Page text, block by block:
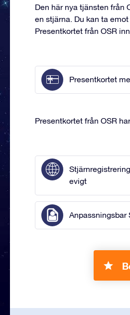
Den här nya tjänsten från
en stjärna. Du kan ta
Presentkortet från OSR
Presentkortet
Presentkortet från OSR
evigt
Anpassningsbar